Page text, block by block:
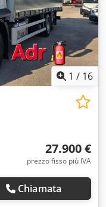
1 / 16
27.900 €
prezzo fisso più IVA
Chiamata